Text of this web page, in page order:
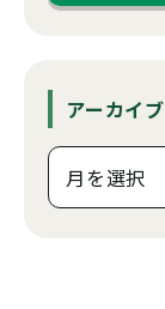
アーカイブ